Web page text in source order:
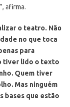
afirma.
o teatro. Não
no que toca
para
tiver lido o texto
Quem tiver
Mas ninguém
bases que estão